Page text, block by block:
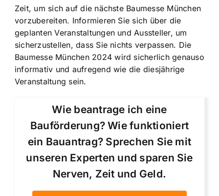
Zeit, um sich auf die nächste Baumesse München
vorzubereiten. Informieren Sie sich über die
geplanten Veranstaltungen und Aussteller, um
sicherzustellen, dass Sie nichts verpassen. Die
Baumesse München 2024 wird sicherlich genauso
informativ und aufregend wie die diesjährige
Veranstaltung sein.
Wie beantrage ich eine
Bauförderung? Wie funktioniert
ein Bauantrag? Sprechen Sie mit
unseren Experten und sparen Sie
Nerven, Zeit und Geld.